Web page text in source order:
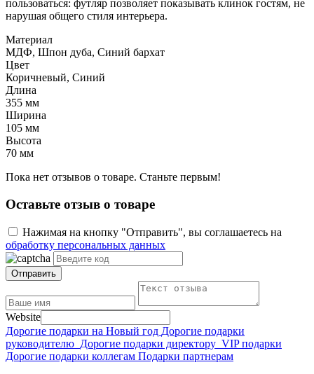
пользоваться: футляр позволяет показывать клинок гостям, не
нарушая общего стиля интерьера.
Материал
МДФ, Шпон дуба, Синий бархат
Цвет
Коричневый, Синий
Длина
355 мм
Ширина
105 мм
Высота
70 мм
Пока нет отзывов о товаре. Станьте первым!
Оставьте отзыв о товаре
Нажимая на кнопку "Отправить", вы соглашаетесь на
обработку персональных данных
Отправить
Website
Дорогие подарки на Новый год Дорогие подарки
руководителю Дорогие подарки директору VIP подарки
Дорогие подарки коллегам Подарки партнерам